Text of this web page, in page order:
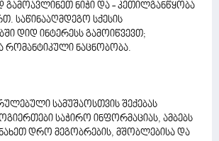
გამოავლინეთ ნიჭი და - კეთილგანწყობა
საწინააღმდეგო სქესის
დიდ ინტერესს გამოიწვევთ;
ნაცნობობა.
სამუშაოსთვის შექებას
საჭირო ინფორმაციას, ამბებს
დრო მეგობრების, მშობლებისა და